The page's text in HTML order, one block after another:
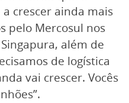
crescer ainda mais
pelo Mercosul nos
além de
de logística
vai crescer. Vocês